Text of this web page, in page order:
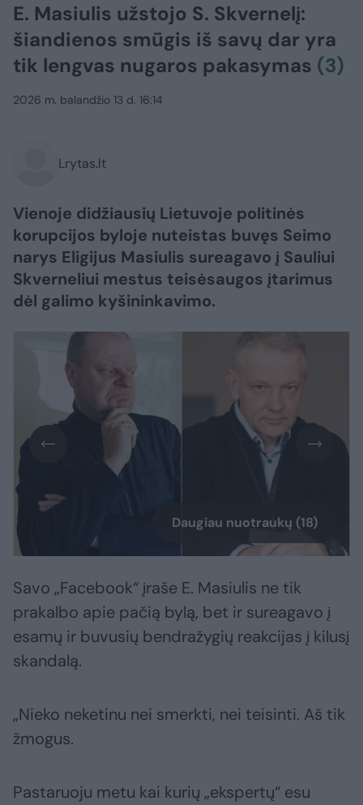
E. Masiulis užstojo S. Skvernelį:
šiandienos smūgis iš savų dar yra
tik lengvas nugaros pakasymas (3)
2026 m. balandžio 13 d. 16:14
Lrytas.lt
Vienoje didžiausių Lietuvoje politinės
korupcijos byloje nuteistas buvęs Seimo
narys Eligijus Masiulis sureagavo į Sauliui
Skverneliui mestus teisėsaugos įtarimus
dėl galimo kyšininkavimo.
Daugiau nuotraukų (18)
Savo „Facebook“ įraše E. Masiulis ne tik
prakalbo apie pačią bylą, bet ir sureagavo į
esamų ir buvusių bendražygių reakcijas į kilusį
skandalą.
„Nieko neketinu nei smerkti, nei teisinti. Aš tik
žmogus.
Pastaruoju metu kai kurių „ekspertų“ esu